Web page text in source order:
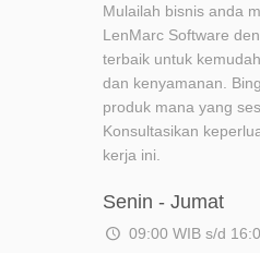
Mulailah bisnis anda
LenMarc Software
terbaik untuk
dan kenyamanan.
produk mana yang
Konsultasikan
kerja ini.
Senin - Jumat
09:00 WIB s/d